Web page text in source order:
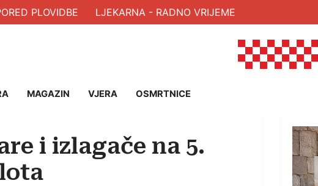
PLOVIDBE LJEKARNA - RADNO VRIJEME
MAGAZIN VJERA OSMRTNICE
i izlagače na 5.